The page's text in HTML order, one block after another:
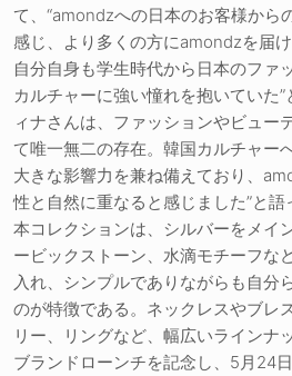
て、“amondzへの日本のお客様から
感じ、より多くの方にamondzを届
自分自身も学生時代から日本のファ
カルチャーに強い憧れを抱いていた
ィナさんは、ファッションやビュー
て唯一無二の存在。韓国カルチャー
大きな影響力を兼ね備えており、
性と自然に重なると感じました”と語
本コレクションは、シルバーをメイ
ービックストーン、水滴モチーフな
入れ、シンプルでありながらも自分
のが特徴である。ネックレスやブレ
リー、リングなど、幅広いラインナ
ブランドローンチを記念し、5月24日